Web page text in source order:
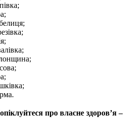
про власне здоров’я –